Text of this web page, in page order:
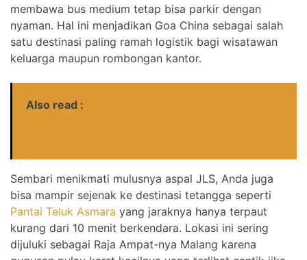
membawa bus medium tetap bisa parkir dengan
nyaman. Hal ini menjadikan Goa China sebagai salah
satu destinasi paling ramah logistik bagi wisatawan
keluarga maupun rombongan kantor.
Also read :
Sembari menikmati mulusnya aspal JLS, Anda juga
bisa mampir sejenak ke destinasi tetangga seperti
Pantai Teluk Asmara yang jaraknya hanya terpaut
kurang dari 10 menit berkendara. Lokasi ini sering
dijuluki sebagai Raja Ampat-nya Malang karena